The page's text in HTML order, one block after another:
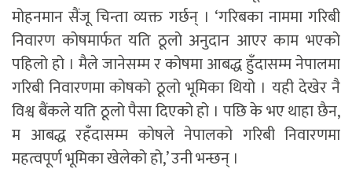
मोहनमान सैंजू चिन्ता व्यक्त गर्छन् । ‘गरिबका नाममा गरिबी
निवारण कोषमार्फत यति ठूलो अनुदान आएर काम भएको
पहिलो हो । मैले जानेसम्म र कोषमा आबद्ध हुँदासम्म नेपालमा
गरिबी निवारणमा कोषको ठूलो भूमिका थियो । यही देखेर नै
विश्व बैंकले यति ठूलो पैसा दिएको हो । पछि के भए थाहा छैन,
म आबद्ध रहँदासम्म कोषले नेपालको गरिबी निवारणमा
महत्वपूर्ण भूमिका खेलेको हो,’ उनी भन्छन् ।